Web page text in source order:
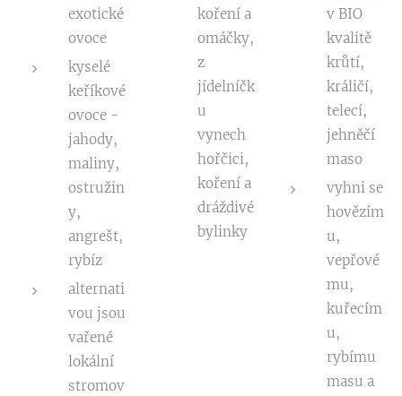
exotické
ovoce
kyselé
keříkové
ovoce -
jahody,
maliny,
ostružin
y,
angrešt,
rybíz
alternati
vou jsou
vařené
lokální
stromov
koření a
omáčky,
z
jídelníčk
u
vynech
hořčici,
koření a
dráždivé
bylinky
v BIO
kvalitě
krůtí,
králičí,
telecí,
jehněčí
maso
vyhni se
hovězím
u,
vepřové
mu,
kuřecím
u,
rybímu
masu a